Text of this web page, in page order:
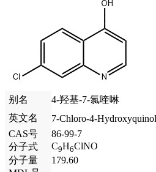
别名
4-羟基-7-氯喹啉
英文名
7-Chloro-4-
CAS号
86-99-7
分子式
C9H6ClNO
分子量
179.60